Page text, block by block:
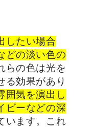
したい場合
どの淡い色の
らの色は光を
る効果があり
囲気を演出し
ビーなどの深
います。これ